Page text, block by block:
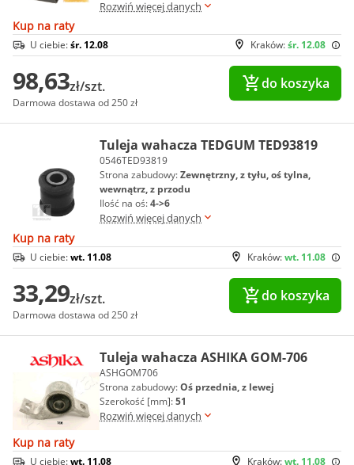
Rozwiń więcej danych
Kup na raty
Kraków:śr. 12.08
U ciebie:śr. 12.08
98,63zł/szt.
Darmowa dostawa od 250 zł
do koszyka
Tuleja wahacza TEDGUM TED93819
0546TED93819
Strona zabudowy:Zewnętrzny, z tyłu, oś tylna,
wewnątrz, z przodu
Ilość na oś:4->6
Rozwiń więcej danych
Kup na raty
Kraków:wt. 11.08
U ciebie:wt. 11.08
33,29zł/szt.
Darmowa dostawa od 250 zł
do koszyka
Tuleja wahacza ASHIKA GOM-706
ASHGOM706
Strona zabudowy:Oś przednia, z lewej
Szerokość [mm]:51
Rozwiń więcej danych
Kup na raty
Kraków:wt. 11.08
U ciebie:wt. 11.08